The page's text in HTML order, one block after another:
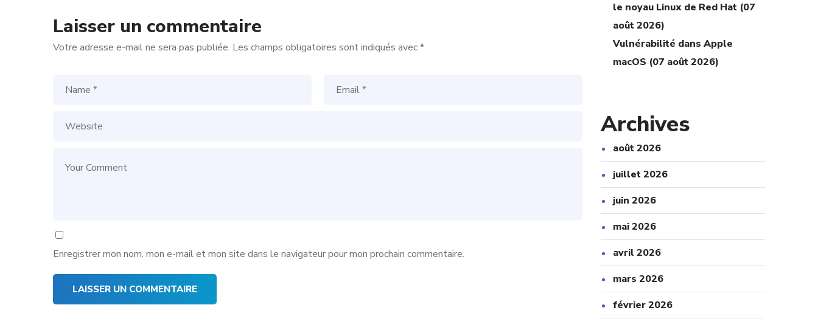
Laisser un commentaire
Votre adresse e-mail ne sera pas publiée. Les champs obligatoires sont indiqués avec*
Enregistrer mon nom, mon e-mail et mon site dans le navigateur pour mon prochain commentaire.
le noyau Linux de Red Hat (07
août 2026)
Vulnérabilité dans Apple
macOS (07 août 2026)
Archives
août 2026
juillet 2026
juin 2026
mai 2026
avril 2026
mars 2026
février 2026